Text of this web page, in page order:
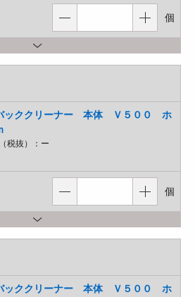
個
ッククリーナー 本体 Ｖ５００ ホ
税抜）： ー
個
ッククリーナー 本体 Ｖ５００ ホ